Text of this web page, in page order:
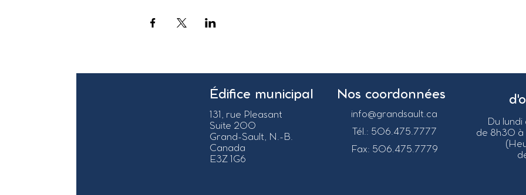
Édifice municipal
131, rue Pleasant
Suite 200
Grand-Sault, N.-B.
Canada
E3Z 1G6
Nos coordonnées
info@grandsault.ca
Tél.: 506.475.7777
Fax: 506.475.7779
Du lundi
de 8h30 à